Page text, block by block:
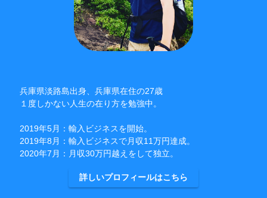
兵庫県淡路島出身、兵庫県在住の27歳
１度しかない人生の在り方を勉強中。
2019年5月：輸入ビジネスを開始。
2019年8月：輸入ビジネスで月収11万円達成。
2020年7月：月収30万円越えをして独立。
詳しいプロフィールはこちら